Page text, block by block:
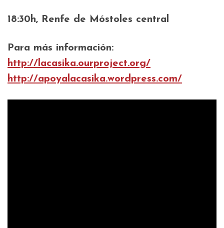
18:30h, Renfe de Móstoles central
Para más información:
http://lacasika.ourproject.org/
http://apoyalacasika.wordpress.com/